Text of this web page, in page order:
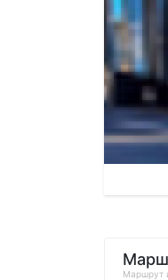
Маршрут